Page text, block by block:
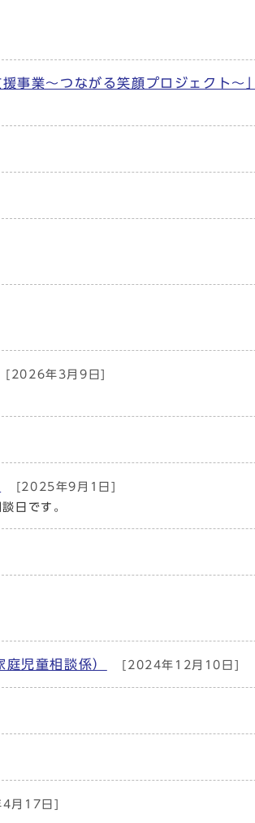
事業～つながる笑顔プロジェクト～」
[2026年3月9日]
[2025年9月1日]
日です。
児童相談係） [2024年12月10日]
月17日]